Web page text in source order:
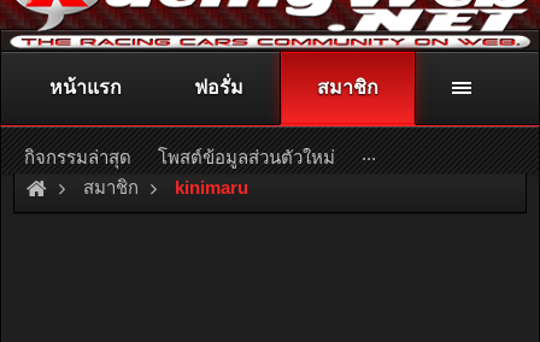
ติดต่อลงโฆษณา racingweb@gmail.comหรือโทร. 081-811-1138
หรืออ่านรายละเอียดเพิ่มเติม คลิกที่นี่
สมาชิก kinimaru
หน้าแรก ฟอรั่ม สมาชิก
กิจกรรมล่าสุด โพสต์ข้อมูลส่วนตัวใหม่ ...